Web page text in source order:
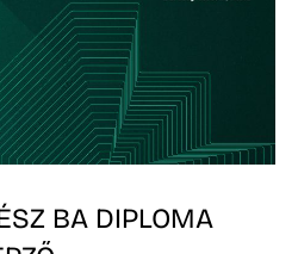
BA DIPLOMA